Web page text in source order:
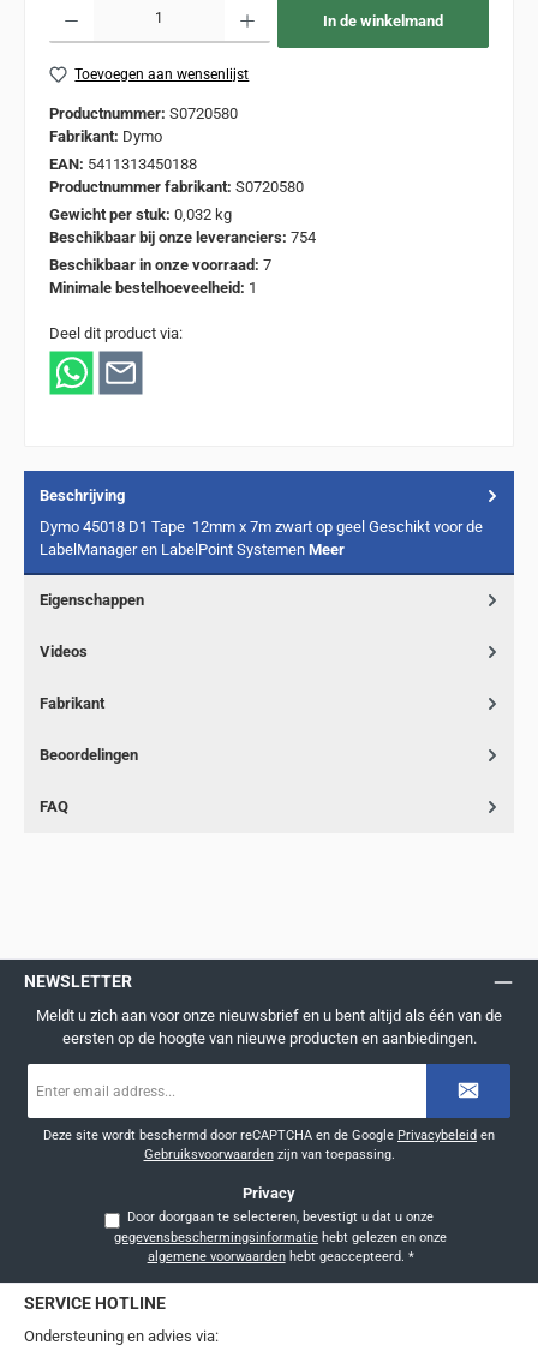
In de winkelmand
Toevoegen aan wensenlijst
Productnummer: S0720580
Fabrikant: Dymo
EAN: 5411313450188
Productnummer fabrikant: S0720580
Gewicht per stuk: 0,032 kg
Beschikbaar bij onze leveranciers: 754
Beschikbaar in onze voorraad: 7
Minimale bestelhoeveelheid: 1
Deel dit product via:
Beschrijving
Dymo 45018 D1 Tape 12mm x 7m zwart op geel Geschikt voor de
LabelManager en LabelPoint Systemen Meer
Eigenschappen
Videos
Fabrikant
Beoordelingen
FAQ
NEWSLETTER
Meldt u zich aan voor onze nieuwsbrief en u bent altijd als één van de
eersten op de hoogte van nieuwe producten en aanbiedingen.
mailadres
Deze site wordt beschermd door reCAPTCHA en de Google Privacybeleid en
Gebruiksvoorwaardenzijn van toepassing.
Privacy
Door doorgaan te selecteren, bevestigt u dat u onze
gegevensbeschermingsinformatie
algemene voorwaardenhebt geaccepteerd. *
SERVICE HOTLINE
Ondersteuning en advies via: